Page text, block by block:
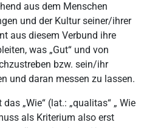
aus dem Menschen
und der Kultur seiner/ihrer
aus diesem Verbund ihre
was „Gut“ und von
bzw. sein/ihr
und daran messen zu lassen.
„Wie“ (lat.: „qualitas“ „ Wie
als Kriterium also erst